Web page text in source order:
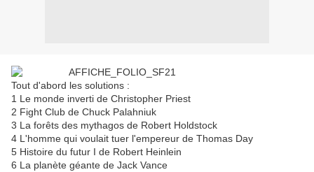
Tout d'abord les solutions :
1 Le monde inverti de Christopher Priest
2 Fight Club de Chuck Palahniuk
3 La forêts des mythagos de Robert Holdstock
4 L'homme qui voulait tuer l'empereur de Thomas Day
5 Histoire du futur I de Robert Heinlein
6 La planète géante de Jack Vance